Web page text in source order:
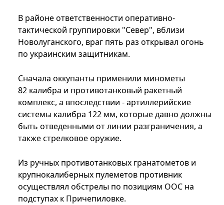
В районе ответственности оперативно-
тактической группировки "Север", вблизи
Новолуганского, враг пять раз открывал огонь
по украинским защитникам.
Сначала оккупанты применили минометы
82 калибра и противотанковый ракетный
комплекс, а впоследствии - артиллерийские
системы калибра 122 мм, которые давно должны
быть отведенными от линии разграничения, а
также стрелковое оружие.
Из ручных противотанковых гранатометов и
крупнокалиберных пулеметов противник
осуществлял обстрелы по позициям ООС на
подступах к Причепиловке.